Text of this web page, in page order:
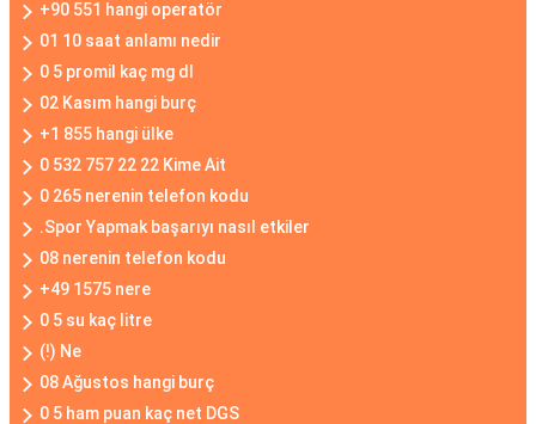
+90 551 hangi operatör
01 10 saat anlamı nedir
0 5 promil kaç mg dl
02 Kasım hangi burç
+1 855 hangi ülke
0 532 757 22 22 Kime Ait
0 265 nerenin telefon kodu
.Spor Yapmak başarıyı nasıl etkiler
08 nerenin telefon kodu
+49 1575 nere
0 5 su kaç litre
(!) Ne
08 Ağustos hangi burç
0 5 ham puan kaç net DGS